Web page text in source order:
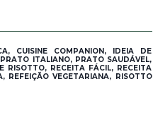
CUISINE COMPANION, IDEIA DE
ITALIANO, PRATO SAUDÁVEL,
RISOTTO, RECEITA FÁCIL, RECEITA
REFEIÇÃO VEGETARIANA, RISOTTO